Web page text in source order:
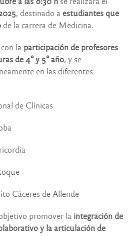
, destinado a estudiantes que
de la carrera de Medicina.
la participación de profesores
de 4° y 5° año, y se
en las diferentes
de Clínicas
Cáceres de Allende
promover la integración de
y la articulación de